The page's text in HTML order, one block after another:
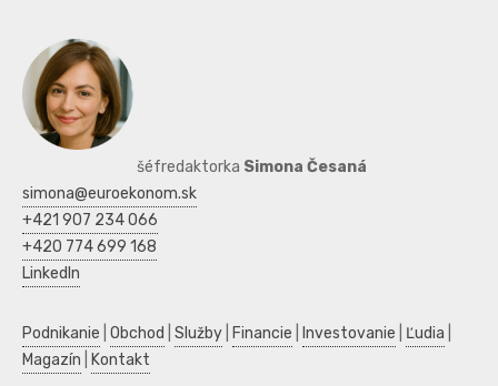
šéfredaktorka Simona Česaná
simona@euroekonom.sk
+421 907 234 066
+420 774 699 168
LinkedIn
Podnikanie Obchod Služby Financie Investovanie Ľudia
Magazín
Kontakt